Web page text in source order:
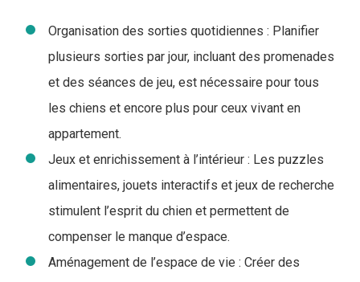
Organisation des sorties quotidiennes : Planifier
plusieurs sorties par jour, incluant des promenades
et des séances de jeu, est nécessaire pour tous
les chiens et encore plus pour ceux vivant en
appartement.
Jeux et enrichissement à l’intérieur : Les puzzles
alimentaires, jouets interactifs et jeux de recherche
stimulent l’esprit du chien et permettent de
compenser le manque d’espace.
Aménagement de l’espace de vie : Créer des